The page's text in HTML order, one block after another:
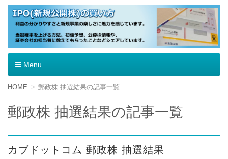
IPO（新規公開株）の買い方
Menu
コ
テ
ン
へ
動
HOME 郵政株 抽選結果の記事一覧
郵政株 抽選結果の記事一覧
カブドットコム 郵政株 抽選結果